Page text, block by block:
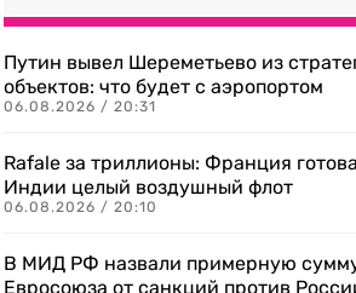
Путин вывел Шереметьево из
объектов: что будет с аэропортом
06.08.2026 / 20:31
Rafale за триллионы: Франция
Индии целый воздушный флот
06.08.2026 / 20:10
В МИД РФ назвали примерную
Евросоюза от санкций против